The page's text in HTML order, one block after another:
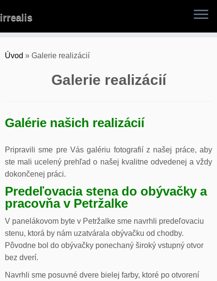
to
irrealis
Úvod » Galerie realizácií
Galerie realizácií
Galérie našich realizácií
Pripravili sme pre Vás galériu fotografií z našej práce, aby
ste mali ucelený prehľad o našej kvalitne odvedenej a vždy
dokončenej práci.
Predeľovacia stena do obývačky a
pracovňa v Petržalke
V panelákovom byte v Petržalke sme navrhli predeľovaciu
stenu, ktorá by nám uzatvárala obývačku od chodby.
Pôvodne bol do obývačky ponechaný široký vstupný otvor
bez dverí.
Navrhli sme posuvné dvere bielej farby, ktoré po otvorení